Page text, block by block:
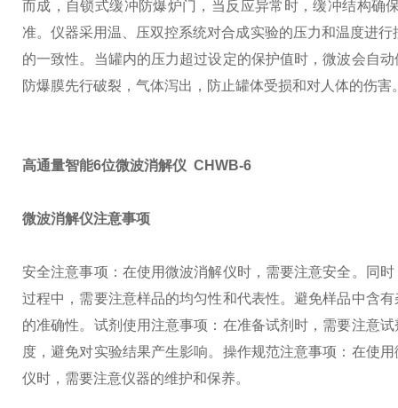
而成，自锁式缓冲防爆炉门，当反应异常时，缓冲结构确
准。仪器采用温、压双控系统对合成实验的压力和温度进
的一致性。当罐内的压力超过设定的保护值时，微波会自
防爆膜先行破裂，气体泻出，防止罐体受损和对人体的伤害
高通量智能6位微波消解仪 CHWB-6
微波消解仪注意事项
安全注意事项：在使用微波消解仪时，需要注意安全。同
过程中，需要注意样品的均匀性和代表性。避免样品中含
的准确性。 试剂使用注意事项：在准备试剂时，需要注意
度，避免对实验结果产生影响。 操作规范注意事项：在使
仪时，需要注意仪器的维护和保养。